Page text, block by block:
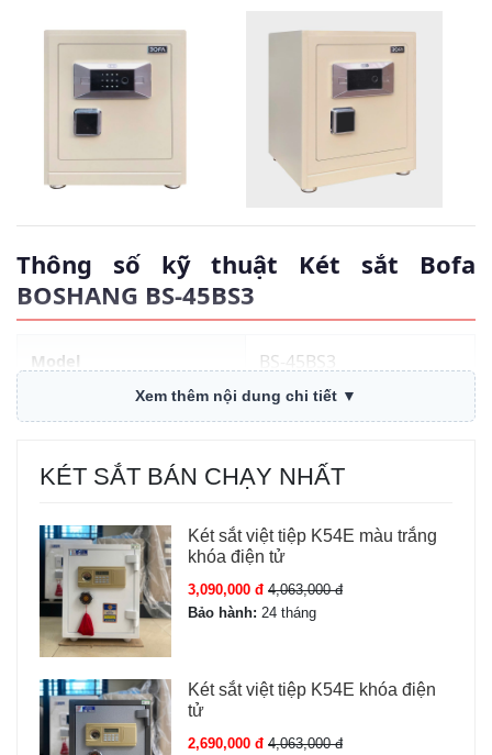
Thông số kỹ thuật Két sắt Bofa
BOSHANG BS-45BS3
Model BS-45BS3
11,800,000 đ
Báo động
Có chế độ báo động
nhập sai mật khẩu
nhiều lần
Thương hiệu Két sắt Bofa chính hãng
Nhà sản xuất
Trọng lượng
Xem thêm nội dung chi tiết ▼
KÉT SẮT BÁN CHẠY NHẤT
Két sắt việt tiệp K54E màu trắng
khóa điện tử
3,090,000 đ 4,063,000 đ
Bảo hành: 24 tháng
Két sắt việt tiệp K54E khóa điện
tử
2,690,000 đ 4,063,000 đ